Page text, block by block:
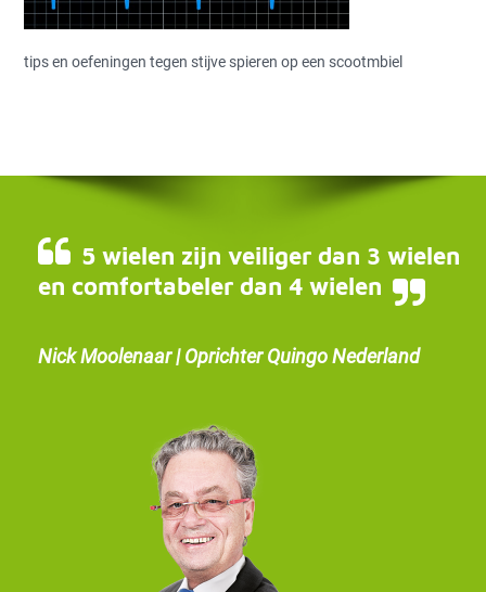
tips en oefeningen tegen stijve spieren op een scootmbiel
5 wielen zijn veiliger dan 3 wielen
en comfortabeler dan 4 wielen
Nick Moolenaar | Oprichter Quingo Nederland